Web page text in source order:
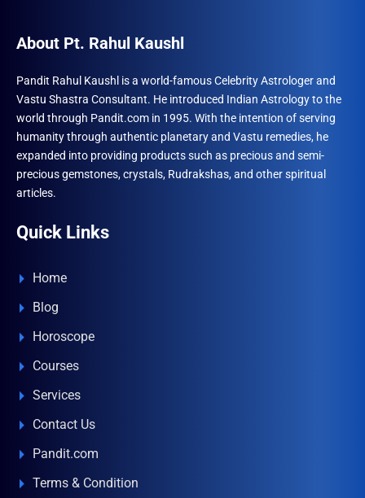
About Pt. Rahul Kaushl
Pandit Rahul Kaushl is a world-famous Celebrity Astrologer and
Vastu Shastra Consultant. He introduced Indian Astrology to the
world through Pandit.com in 1995. With the intention of serving
humanity through authentic planetary and Vastu remedies, he
expanded into providing products such as precious and semi-
precious gemstones, crystals, Rudrakshas, and other spiritual
articles.
Quick Links
Home
Blog
Horoscope
Courses
Services
Contact Us
Pandit.com
Terms & Condition